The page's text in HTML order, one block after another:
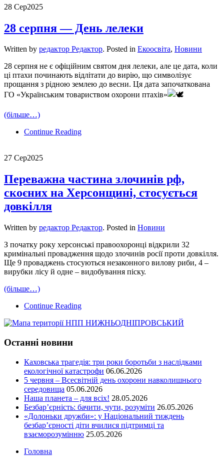
28 Сер2025
28 серпня — День лелеки
Written by редактор Редактор. Posted in Екоосвіта, Новини
28 серпня не є офіційним святом дня лелеки, але це дата, коли
ці птахи починають відлітати до вирію, що символізує
прощання з рідною землею до весни. Ця дата започаткована
ГО «Українським товариством охорони птахів»
(більше…)
Continue Reading
27 Сер2025
Переважна частина злочинів рф,
скоєних на Херсонщині, стосується
довкілля
Written by редактор Редактор. Posted in Новини
З початку року херсонські правоохоронці відкрили 32
кримінальні провадження щодо злочинів росії проти довкілля.
Ще 9 проваджень стосуються незаконного вилову риби, 4 –
вирубки лісу й одне – видобування піску.
(більше…)
Continue Reading
Останні новини
Каховська трагедія: три роки боротьби з наслідками
екологічної катастрофи 06.06.2026
5 червня – Всесвітній день охорони навколишнього
середовища 05.06.2026
Наша планета – для всіх! 28.05.2026
Безбар’єрність: бачити, чути, розуміти 26.05.2026
«Долоньки дружби»: у Національний тиждень
безбар’єрності діти вчилися підтримці та
взаєморозумінню 25.05.2026
Головна